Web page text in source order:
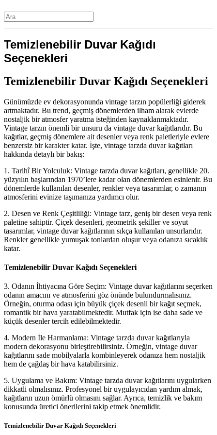
Temizlenebilir Duvar Kağıdı
Seçenekleri
Temizlenebilir Duvar Kağıdı Seçenekleri
Günümüzde ev dekorasyonunda vintage tarzın popülerliği giderek
artmaktadır. Bu trend, geçmiş dönemlerden ilham alarak evlerde
nostaljik bir atmosfer yaratma isteğinden kaynaklanmaktadır.
Vintage tarzın önemli bir unsuru da vintage duvar kağıtlarıdır. Bu
kağıtlar, geçmiş dönemlere ait desenler veya renk paletleriyle evlere
benzersiz bir karakter katar. İşte, vintage tarzda duvar kağıtları
hakkında detaylı bir bakış:
1. Tarihî Bir Yolculuk: Vintage tarzda duvar kağıtları, genellikle 20.
yüzyılın başlarından 1970’lere kadar olan dönemlerden esinlenir. Bu
dönemlerde kullanılan desenler, renkler veya tasarımlar, o zamanın
atmosferini evinize taşımanıza yardımcı olur.
2. Desen ve Renk Çeşitliliği: Vintage tarz, geniş bir desen veya renk
paletine sahiptir. Çiçek desenleri, geometrik şekiller ve soyut
tasarımlar, vintage duvar kağıtlarının sıkça kullanılan unsurlarıdır.
Renkler genellikle yumuşak tonlardan oluşur veya odanıza sıcaklık
katar.
Temizlenebilir Duvar Kağıdı Seçenekleri
3. Odanın İhtiyacına Göre Seçim: Vintage duvar kağıtlarını seçerken
odanın amacını ve atmosferini göz önünde bulundurmalısınız.
Örneğin, oturma odası için büyük çiçek desenli bir kağıt seçmek,
romantik bir hava yaratabilmektedir. Mutfak için ise daha sade ve
küçük desenler tercih edilebilmektedir.
4. Modern İle Harmanlama: Vintage tarzda duvar kağıtlarıyla
modern dekorasyonu birleştirebilirsiniz. Örneğin, vintage duvar
kağıtlarını sade mobilyalarla kombinleyerek odanıza hem nostaljik
hem de çağdaş bir hava katabilirsiniz.
5. Uygulama ve Bakım: Vintage tarzda duvar kağıtlarını uygularken
dikkatli olmalısınız. Profesyonel bir uygulayıcıdan yardım almak,
kağıtların uzun ömürlü olmasını sağlar. Ayrıca, temizlik ve bakım
konusunda üretici önerilerini takip etmek önemlidir.
Temizlenebilir Duvar Kağıdı Seçenekleri